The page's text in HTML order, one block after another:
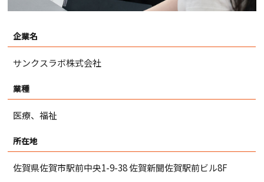
企業名
サンクスラボ株式会社
業種
医療、福祉
所在地
佐賀県佐賀市駅前中央1-9-38 佐賀新聞佐賀駅前ビル8F